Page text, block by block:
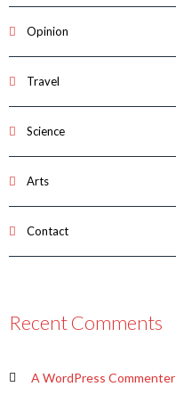
Opinion
Travel
Science
Arts
Contact
Recent Comments
A WordPress Commenter